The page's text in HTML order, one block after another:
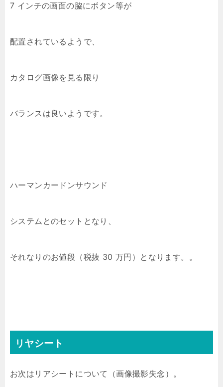
7 インチの画面の脇にボタン等が
配置されているようで、
カタログ画像を見る限り
バランスは良いようです。
ハーマンカードンサウンド
システムとのセットとなり、
それなりのお値段（税抜 30 万円）となります。。
リヤシート
お次はリアシートについて（画像撮影失念）。